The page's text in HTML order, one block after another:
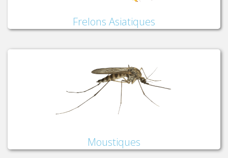
Frelons Asiatiques
Moustiques